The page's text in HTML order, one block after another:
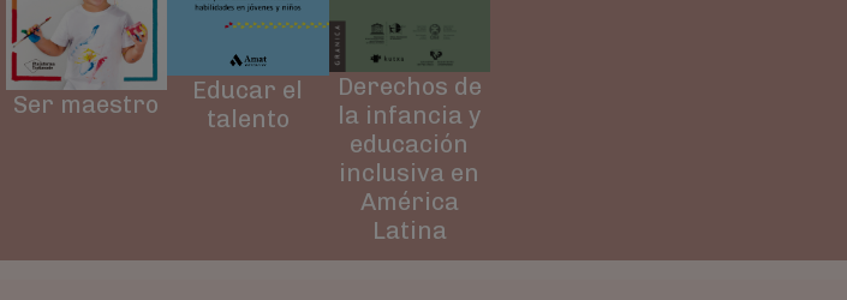
Ser maestro
Educar el
talento
Derechos de
la infancia y
educación
inclusiva en
América
Latina